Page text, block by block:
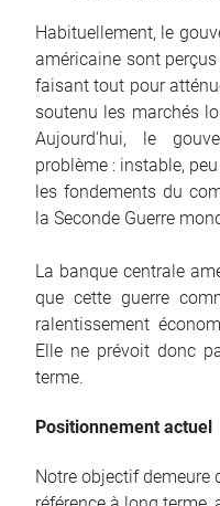
Habituellement, le
américaine sont
faisant tout pour
soutenu les marchés
Aujourd'hui, le
problème : instable,
les fondements du
la Seconde Guerre
La banque centrale
que cette guerre
ralentissement
Elle ne prévoit donc
terme.
Positionnement actuel
Notre objectif demeure